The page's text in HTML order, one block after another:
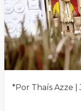
*Por Thaís Azze |